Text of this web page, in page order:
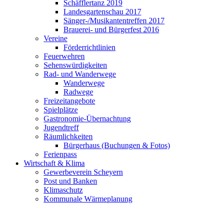
Schäfflertanz 2019
Landesgartenschau 2017
Sänger-/Musikantentreffen 2017
Brauerei- und Bürgerfest 2016
Vereine
Förderrichtlinien
Feuerwehren
Sehenswürdigkeiten
Rad- und Wanderwege
Wanderwege
Radwege
Freizeitangebote
Spielplätze
Gastronomie-Übernachtung
Jugendtreff
Räumlichkeiten
Bürgerhaus (Buchungen & Fotos)
Ferienpass
Wirtschaft & Klima
Gewerbeverein Scheyern
Post und Banken
Klimaschutz
Kommunale Wärmeplanung